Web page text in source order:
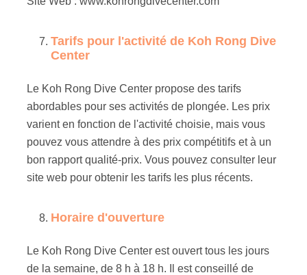
Tarifs pour l'activité de Koh Rong Dive
Center
Le Koh Rong Dive Center propose des tarifs
abordables pour ses activités de plongée. Les prix
varient en fonction de l'activité choisie, mais vous
pouvez vous attendre à des prix compétitifs et à un
bon rapport qualité-prix. Vous pouvez consulter leur
site web pour obtenir les tarifs les plus récents.
Horaire d'ouverture
Le Koh Rong Dive Center est ouvert tous les jours
de la semaine, de 8 h à 18 h. Il est conseillé de